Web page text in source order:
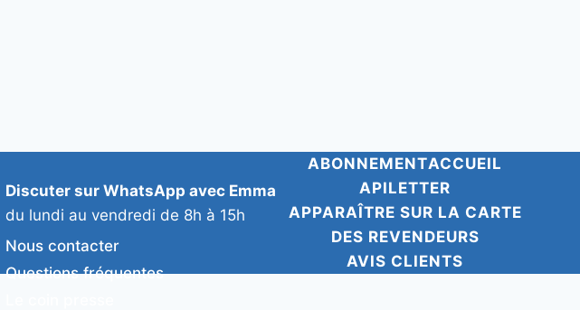
Discuter sur WhatsApp avec Emma
du lundi au vendredi de 8h à 15h
Nous contacter
Questions fréquentes
ABONNEMENTACCUEIL
APILETTER
APPARAÎTRE SUR LA CARTE
DES REVENDEURS
AVIS CLIENTS